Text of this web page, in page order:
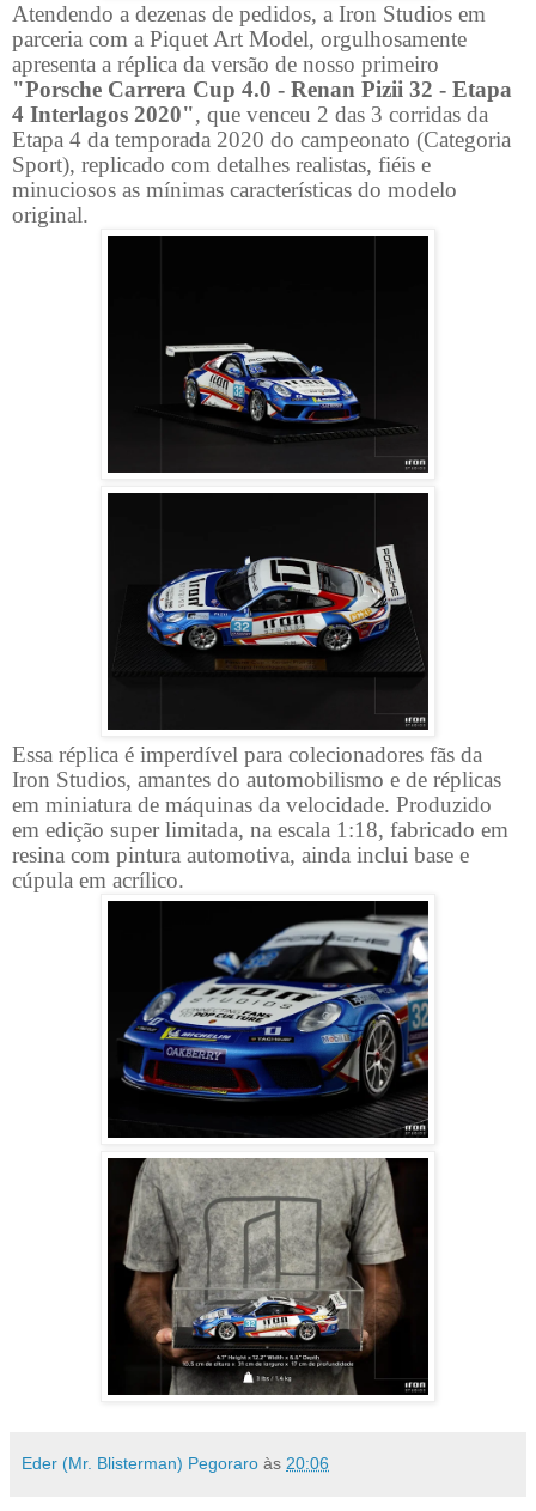
Atendendo a dezenas de pedidos, a Iron Studios em
parceria com a Piquet Art Model, orgulhosamente
apresenta a réplica da versão de nosso primeiro
"Porsche Carrera Cup 4.0 - Renan Pizii 32 - Etapa
4 Interlagos 2020", que venceu 2 das 3 corridas da
Etapa 4 da temporada 2020 do campeonato (Categoria
Sport), replicado com detalhes realistas, fiéis e
minuciosos as mínimas características do modelo
original.
Essa réplica é imperdível para colecionadores fãs da
Iron Studios, amantes do automobilismo e de réplicas
em miniatura de máquinas da velocidade. Produzido
em edição super limitada, na escala 1:18, fabricado em
resina com pintura automotiva, ainda inclui base e
cúpula em acrílico.
Eder (Mr. Blisterman) Pegoraro às 20:06